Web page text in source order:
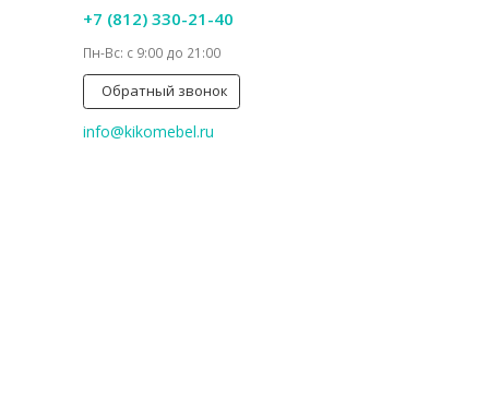
+7 (812) 330-21-40
Пн-Вс: с 9:00 до 21:00
Обратный звонок
info@kikomebel.ru